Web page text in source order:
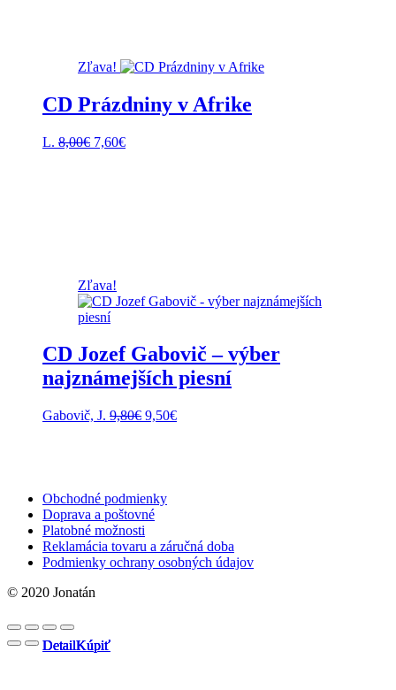
DetailKúpiť
DetailKúpiť
Zľava!
CD Prázdniny v Afrike
L. 8,00€ Pôvodná
7,60€Aktuálna
DetailKúpiť
Zľava!
CD Jozef Gabovič – výber
najznámejších piesní
Gabovič, J. 9,80€ Pôvodná
9,50€Aktuálna
DetailKúpiť
Obchodné podmienky
Doprava a poštovné
Platobné možnosti
Reklamácia tovaru a záručná doba
Podmienky ochrany osobných údajov
© 2020 Jonatán